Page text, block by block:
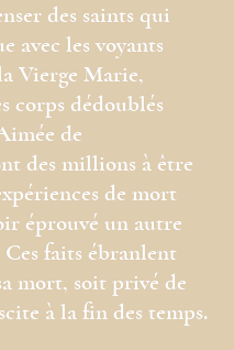
des saints qui
avec les voyants
Vierge Marie,
corps dédoublés
de
des millions à être
de mort
éprouvé un autre
faits ébranlent
mort, soit privé de
à la fin des temps.